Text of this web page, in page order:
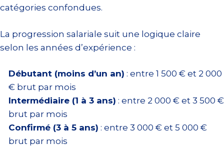
catégories confondues.
La progression salariale suit une logique claire
selon les années d’expérience :
Débutant (moins d’un an) : entre 1 500 € et 2 000
€ brut par mois
Intermédiaire (1 à 3 ans) : entre 2 000 € et 3 500 €
brut par mois
Confirmé (3 à 5 ans) : entre 3 000 € et 5 000 €
brut par mois